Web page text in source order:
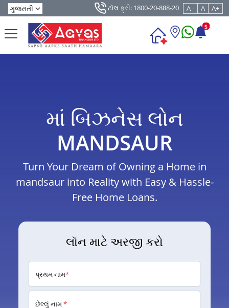
ટૉલ ફ્રી: 1800-20-888-20 A - A A+
5
માં બિઝનેસ લોન
MANDSAUR
Turn Your Dream of Owning a Home in
mandsaur into Reality with Easy & Hassle-
Free Home Loans.
લૉન માટે અરજી કરો
પ્રથમ નામ*
છેલ્લું નામ*